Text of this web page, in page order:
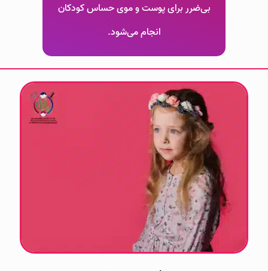
بی‌ضرر برای پوست و موی حساس کودکان
انجام می‌شود.